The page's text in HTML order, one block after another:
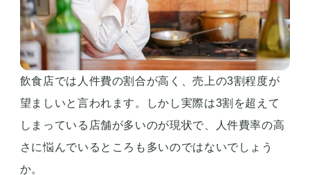
飲食店では人件費の割合が高く、売上の3割程度が
望ましいと言われます。しかし実際は3割を超えて
しまっている店舗が多いのが現状で、人件費率の高
さに悩んでいるところも多いのではないでしょう
か。